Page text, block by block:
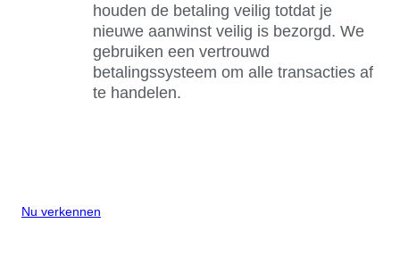
houden de betaling veilig totdat je
nieuwe aanwinst veilig is bezorgd. We
gebruiken een vertrouwd
betalingssysteem om alle transacties af
te handelen.
Nu verkennen